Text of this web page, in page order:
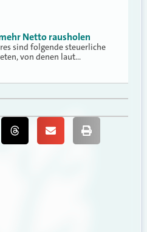
Netto rausholen
sind folgende steuerliche
von denen laut…